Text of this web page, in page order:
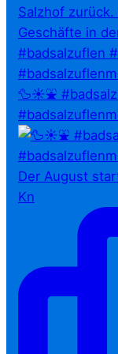
🦆☀️⛲
Der August
Kn